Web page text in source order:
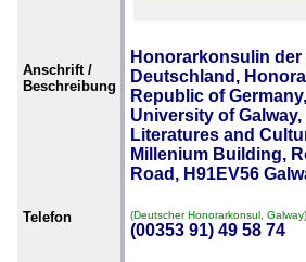
Anschrift /
Beschreibung
Honorarkonsulin
Deutschland,
Republic of
University of
Literatures and
Millenium Building,
Road, H91EV56
Telefon (Deutscher Honorarkonsul, Galway)
(00353 91) 49 58 74